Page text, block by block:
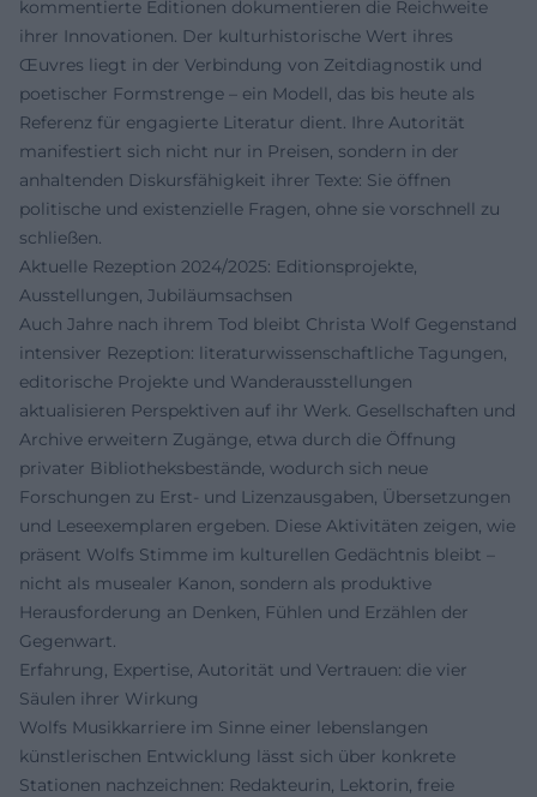
kommentierte Editionen dokumentieren die Reichweite
ihrer Innovationen. Der kulturhistorische Wert ihres
Œuvres liegt in der Verbindung von Zeitdiagnostik und
poetischer Formstrenge – ein Modell, das bis heute als
Referenz für engagierte Literatur dient. Ihre Autorität
manifestiert sich nicht nur in Preisen, sondern in der
anhaltenden Diskursfähigkeit ihrer Texte: Sie öffnen
politische und existenzielle Fragen, ohne sie vorschnell zu
schließen.
Aktuelle Rezeption 2024/2025: Editionsprojekte,
Ausstellungen, Jubiläumsachsen
Auch Jahre nach ihrem Tod bleibt Christa Wolf Gegenstand
intensiver Rezeption: literaturwissenschaftliche Tagungen,
editorische Projekte und Wanderausstellungen
aktualisieren Perspektiven auf ihr Werk. Gesellschaften und
Archive erweitern Zugänge, etwa durch die Öffnung
privater Bibliotheksbestände, wodurch sich neue
Forschungen zu Erst- und Lizenzausgaben, Übersetzungen
und Leseexemplaren ergeben. Diese Aktivitäten zeigen, wie
präsent Wolfs Stimme im kulturellen Gedächtnis bleibt –
nicht als musealer Kanon, sondern als produktive
Herausforderung an Denken, Fühlen und Erzählen der
Gegenwart.
Erfahrung, Expertise, Autorität und Vertrauen: die vier
Säulen ihrer Wirkung
Wolfs Musikkarriere im Sinne einer lebenslangen
künstlerischen Entwicklung lässt sich über konkrete
Stationen nachzeichnen: Redakteurin, Lektorin, freie